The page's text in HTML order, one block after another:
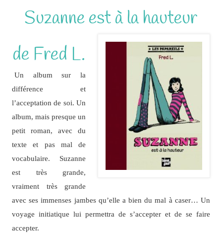
Suzanne est à la hauteur
de Fred L.
Un album sur la
différence et
l’acceptation de soi. Un
album, mais presque un
petit roman, avec du
texte et pas mal de
vocabulaire. Suzanne
est très grande,
vraiment très grande
avec ses immenses jambes qu’elle a bien du mal à caser… Un
voyage initiatique lui permettra de s’accepter et de se faire
accepter.